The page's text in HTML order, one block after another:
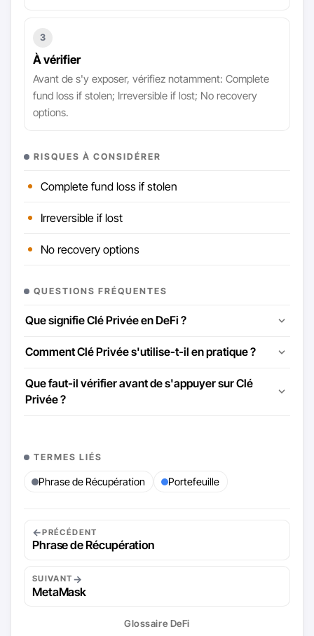
3
À vérifier
Avant de s'y exposer, vérifiez notamment: Complete
fund loss if stolen; Irreversible if lost; No recovery
options.
RISQUES À CONSIDÉRER
Complete fund loss if stolen
Irreversible if lost
No recovery options
QUESTIONS FRÉQUENTES
Que signifie Clé Privée en DeFi ?
Comment Clé Privée s'utilise-t-il en pratique ?
Que faut-il vérifier avant de s'appuyer sur Clé
Privée ?
TERMES LIÉS
Phrase de Récupération Portefeuille
←PRÉCÉDENT
Phrase de Récupération
SUIVANT →
MetaMask
Glossaire DeFi